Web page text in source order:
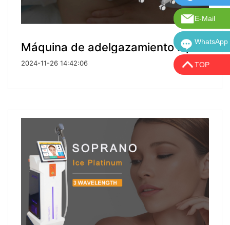
Máquina de adelgazamiento Lipohfu profesional
2024-11-26 14:42:06
E-Mail
Correo
WhatsApp
TOP